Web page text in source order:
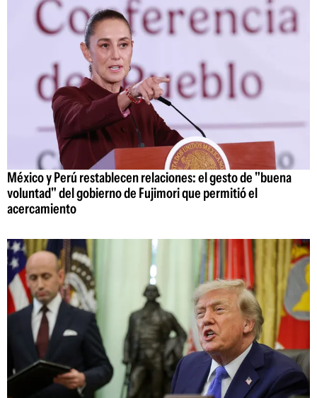
México y Perú restablecen relaciones: el gesto de "buena
voluntad" del gobierno de Fujimori que permitió el
acercamiento